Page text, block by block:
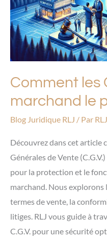
Comment les
marchand le
Blog Juridique RLJ / Par
Découvrez dans cet article
Générales de Vente
pour la protection et le
marchand. Nous
termes de vente, la
litiges. RLJ vous guide à
C.G.V. pour une sécurité
site
marchand
le
protège